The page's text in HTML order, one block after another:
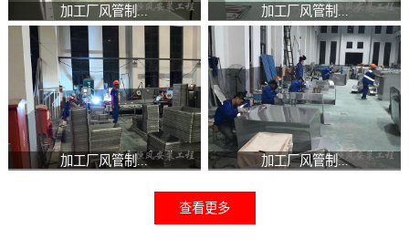
加工厂风管制... 加工厂风管制...
加工厂风管制... 加工厂风管制...
查看更多